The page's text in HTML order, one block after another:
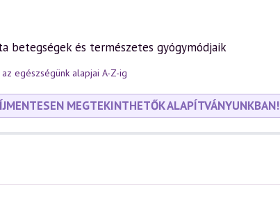
betegségek és természetes gyógymódjaik
egészségünk alapjai A-Z-ig
MEGTEKINTHETŐK ALAPÍTVÁNYUNKBAN!